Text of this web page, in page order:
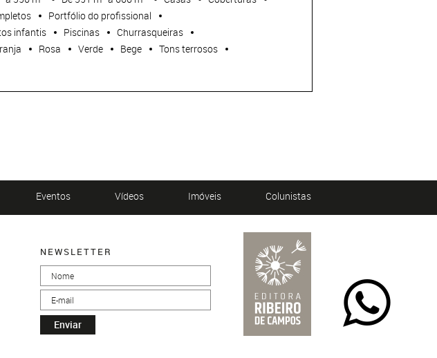
Portfólio do profissional
infantis Piscinas
Churrasqueiras
Rosa Verde Bege
Tons terrosos
Eventos Vídeos Imóveis Colunistas
NEWSLETTER
Enviar